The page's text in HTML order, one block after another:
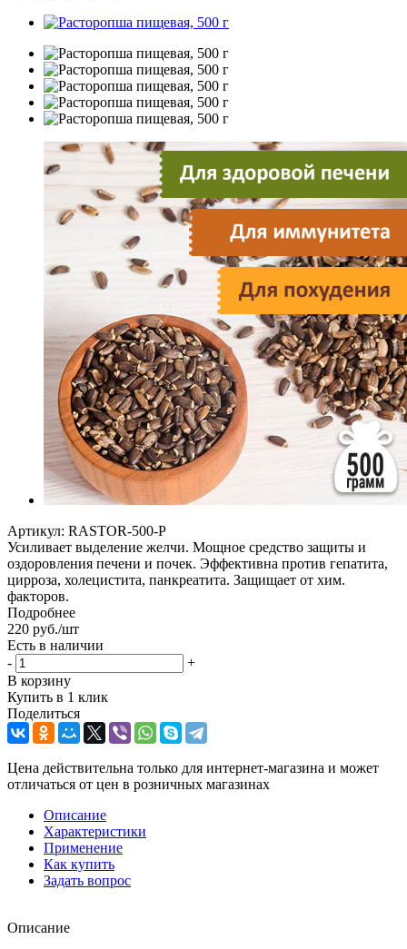
Артикул: RASTOR-500-P
Усиливает выделение желчи. Мощное средство защиты и
оздоровления печени и почек. Эффективна против гепатита,
цирроза, холецистита, панкреатита. Защищает от хим.
факторов.
Подробнее
220 руб./шт
Есть в наличии
-
+
В корзину
Купить в 1 клик
Поделиться
Цена действительна только для интернет-магазина и может
отличаться от цен в розничных магазинах
Описание
Характеристики
Применение
Как купить
Задать вопрос
Описание